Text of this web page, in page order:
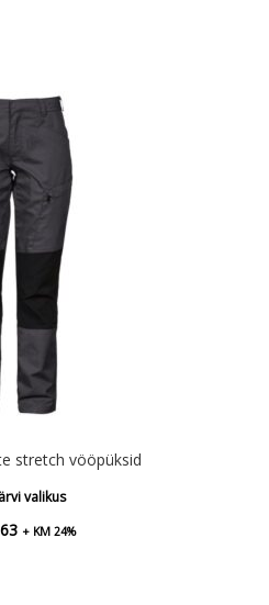
stretch vööpüksid
valikus
+ KM 24%